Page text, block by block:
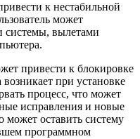
к нестабильной
может
системы, вылетами
привести к блокировке
при установке
процесс, что может
исправления и новые
может оставить систему
программном